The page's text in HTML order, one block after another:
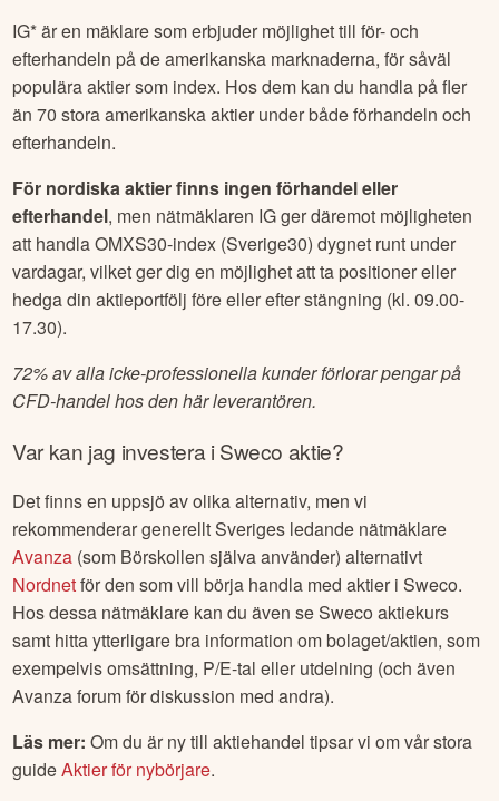
IG* är en mäklare som erbjuder möjlighet till för- och
efterhandeln på de amerikanska marknaderna, för såväl
populära aktier som index. Hos dem kan du handla på fler
än 70 stora amerikanska aktier under både förhandeln och
efterhandeln.
För nordiska aktier finns ingen förhandel eller
efterhandel, men nätmäklaren IG ger däremot möjligheten
att handla OMXS30-index (Sverige30) dygnet runt under
vardagar, vilket ger dig en möjlighet att ta positioner eller
hedga din aktieportfölj före eller efter stängning (kl. 09.00-
17.30).
72% av alla icke-professionella kunder förlorar pengar på
CFD-handel hos den här leverantören.
Var kan jag investera iSweco aktie?
Det finns en uppsjö av olika alternativ, men vi
rekommenderar generellt Sveriges ledande nätmäklare
Avanza (som Börskollen själva använder) alternativt
Nordnetför den som vill börja handla med aktier iSweco.
Hos dessa nätmäklare kan du även seSweco aktiekurs
samt hitta ytterligare bra information om bolaget/aktien, som
exempelvis omsättning, P/E-tal eller utdelning (och även
Avanza forum för diskussion med andra).
Läs mer: Om du är ny till aktiehandel tipsar vi om vår stora
guideAktier för nybörjare.